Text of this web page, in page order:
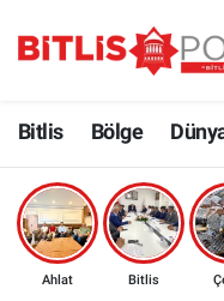
Bitlis Bölge
Ahlat Bitlis
Bölge
Çevre
Bitlis Trafik
Süper Lig Puan